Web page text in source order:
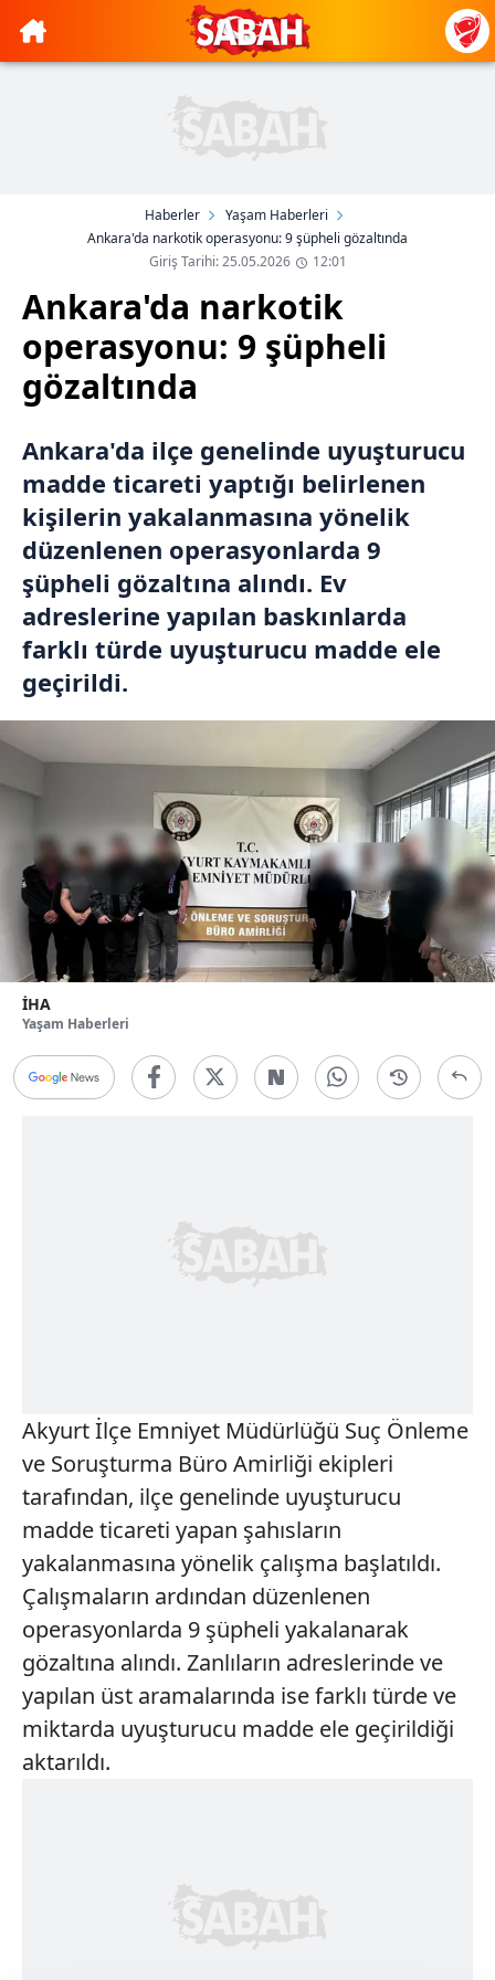
Haberler
Yaşam Haberleri
Ankara'da narkotik operasyonu: 9 şüpheli gözaltında
Giriş Tarihi: 25.05.2026
12:01
Ankara'da narkotik
operasyonu: 9 şüpheli
gözaltında
Ankara'da ilçe genelinde uyuşturucu
madde ticareti yaptığı belirlenen
kişilerin yakalanmasına yönelik
düzenlenen operasyonlarda 9
şüpheli gözaltına alındı. Ev
adreslerine yapılan baskınlarda
farklı türde uyuşturucu madde ele
geçirildi.
İHA
Yaşam Haberleri
Akyurt İlçe Emniyet Müdürlüğü Suç Önleme
ve Soruşturma Büro Amirliği ekipleri
tarafından, ilçe genelinde uyuşturucu
madde ticareti yapan şahısların
yakalanmasına yönelik çalışma başlatıldı.
Çalışmaların ardından düzenlenen
operasyonlarda 9 şüpheli yakalanarak
gözaltına alındı. Zanlıların adreslerinde ve
yapılan üst aramalarında ise farklı türde ve
miktarda uyuşturucu madde ele geçirildiği
aktarıldı.